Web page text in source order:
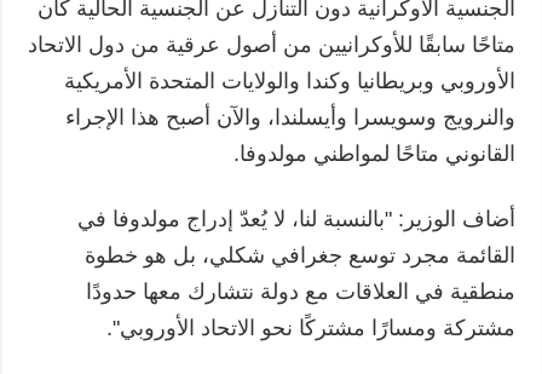
الجنسية الأوكرانية دون التنازل عن الجنسية الحالية كان
متاحًا سابقًا للأوكرانيين من أصول عرقية من دول الاتحاد
الأوروبي وبريطانيا وكندا والولايات المتحدة الأمريكية
والنرويج وسويسرا وأيسلندا، والآن أصبح هذا الإجراء
القانوني متاحًا لمواطني مولدوفا.
أضاف الوزير: "بالنسبة لنا، لا يُعدّ إدراج مولدوفا في
القائمة مجرد توسع جغرافي شكلي، بل هو خطوة
منطقية في العلاقات مع دولة نتشارك معها حدودًا
مشتركة ومسارًا مشتركًا نحو الاتحاد الأوروبي".